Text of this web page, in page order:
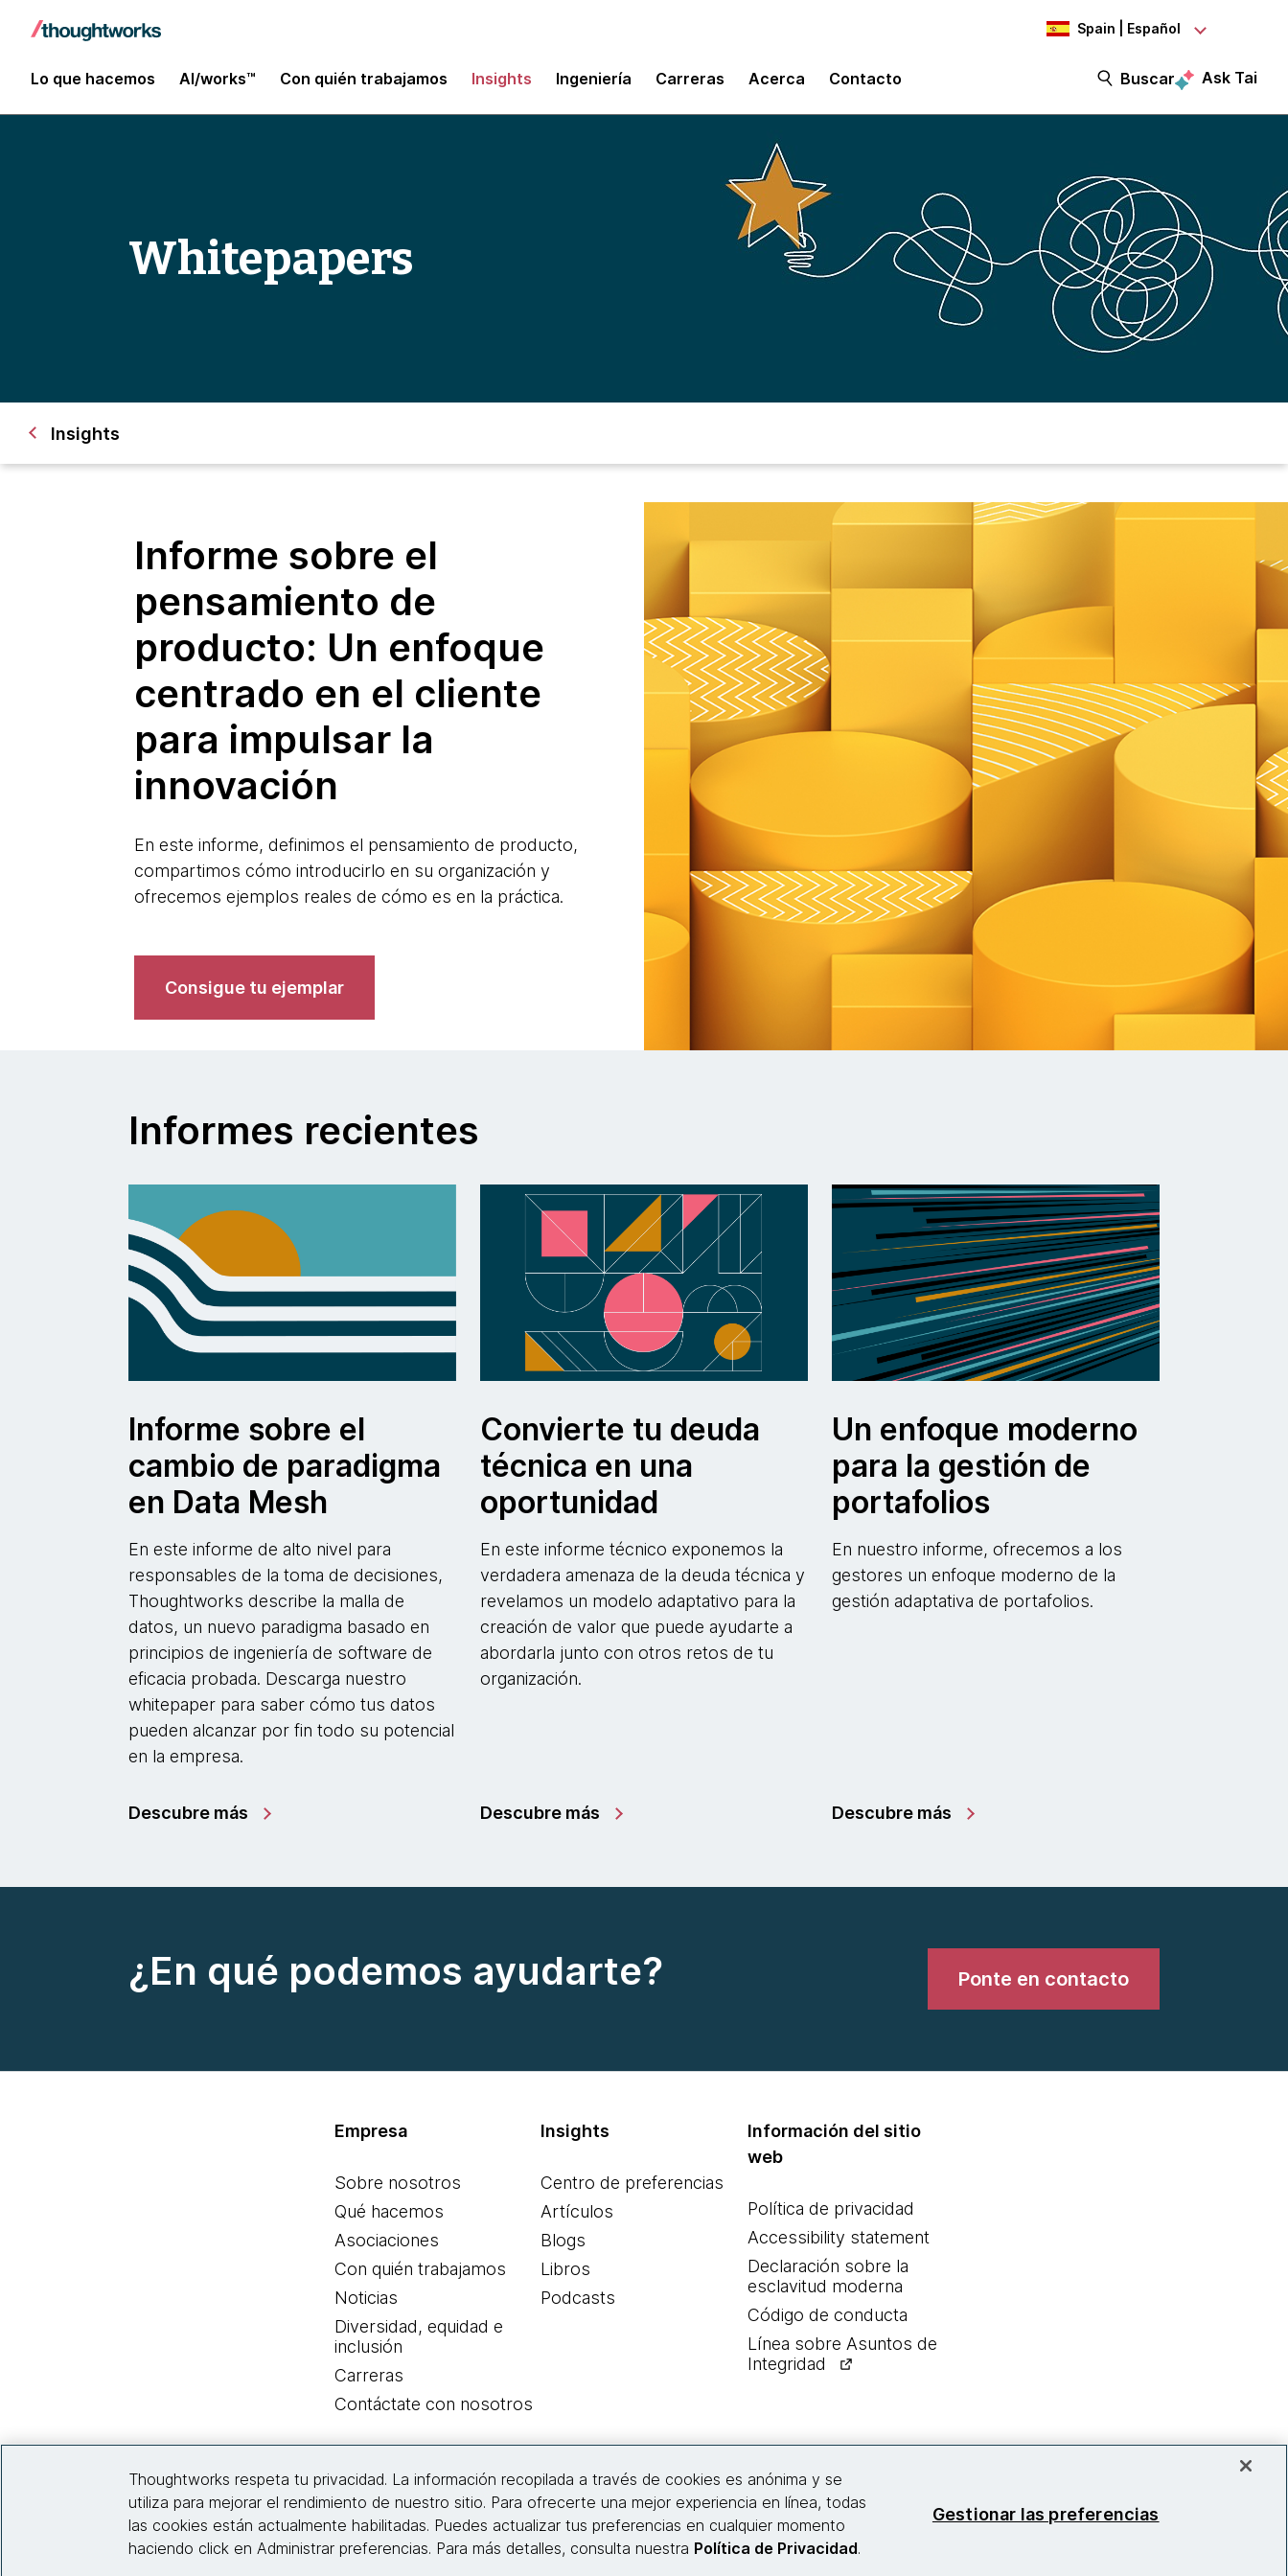
Spain | Español
Lo que hacemos AI/works™ Con quién trabajamos Insights Ingeniería Carreras Acerca Contacto Buscar Ask Tai
Whitepapers
Insights
Informe sobre el
pensamiento de
producto: Un enfoque
centrado en el cliente
para impulsar la
innovación
En este informe, definimos el pensamiento de producto,
compartimos cómo introducirlo en su organización y
ofrecemos ejemplos reales de cómo es en la práctica.
Consigue tu ejemplar
Informes recientes
Informe sobre el
cambio de paradigma
en Data Mesh
En este informe de alto nivel para
responsables de la toma de decisiones,
Thoughtworks describe la malla de
datos, un nuevo paradigma basado en
principios de ingeniería de software de
eficacia probada. Descarga nuestro
whitepaper para saber cómo tus datos
pueden alcanzar por fin todo su potencial
en la empresa.
Descubre más
Convierte tu deuda
técnica en una
oportunidad
En este informe técnico exponemos la
verdadera amenaza de la deuda técnica y
revelamos un modelo adaptativo para la
creación de valor que puede ayudarte a
abordarla junto con otros retos de tu
organización.
Descubre más
Un enfoque moderno
para la gestión de
portafolios
En nuestro informe, ofrecemos a los
gestores un enfoque moderno de la
gestión adaptativa de portafolios.
Descubre más
¿En qué podemos ayudarte? Ponte en contacto
Empresa
Sobre nosotros
Qué hacemos
Asociaciones
Con quién trabajamos
Noticias
Diversidad, equidad e
inclusión
Carreras
Contáctate con nosotros
Insights
Centro de preferencias
Artículos
Blogs
Libros
Podcasts
Información del sitio
web
Política de privacidad
Accessibility statement
Declaración sobre la
esclavitud moderna
Código de conducta
Línea sobre Asuntos de
Integridad
© 2026 Thoughtworks, Inc.
Thoughtworks respeta tu privacidad. La información recopilada a través de cookies es anónima y se
utiliza para mejorar el rendimiento de nuestro sitio. Para ofrecerte una mejor experiencia en línea, todas
las cookies están actualmente habilitadas. Puedes actualizar tus preferencias en cualquier momento
haciendo click en Administrar preferencias. Para más detalles, consulta nuestra Política de Privacidad.
Gestionar las preferencias